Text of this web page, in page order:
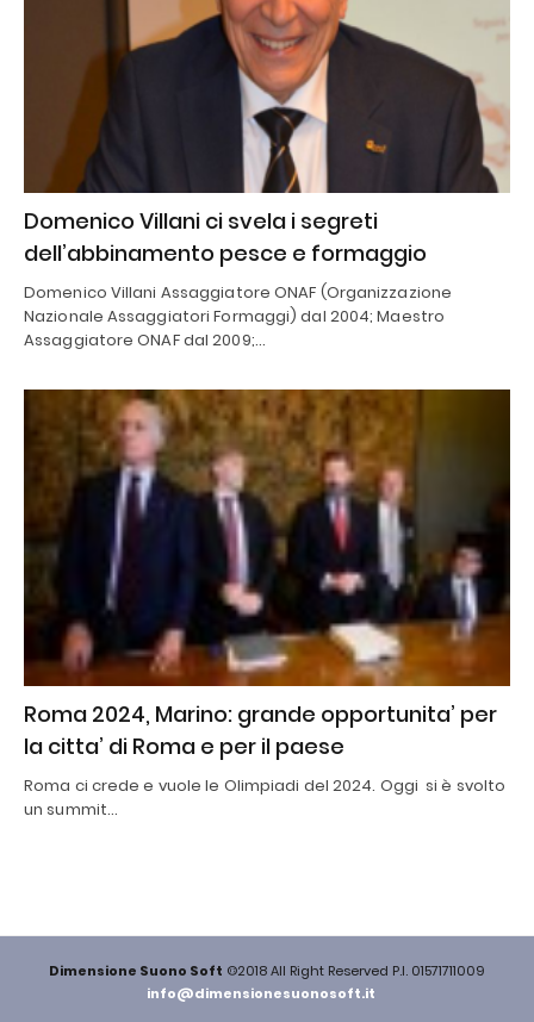
Domenico Villani ci svela i segreti
dell’abbinamento pesce e formaggio
Domenico Villani Assaggiatore ONAF (Organizzazione
Nazionale Assaggiatori Formaggi) dal 2004; Maestro
Assaggiatore ONAF dal 2009;…
Roma 2024, Marino: grande opportunita’ per
la citta’ di Roma e per il paese
Roma ci crede e vuole le Olimpiadi del 2024. Oggi si è svolto
un summit…
Dimensione Suono Soft ©2018 All Right Reserved P.I. 01571711009
info@dimensionesuonosoft.it